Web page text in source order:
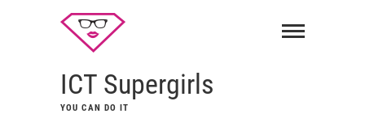
ICT Supergirls
YOU CAN DO IT